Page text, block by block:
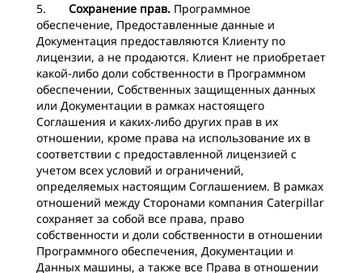
5. Сохранение прав. Программное
обеспечение, Предоставленные данные и
Документация предоставляются Клиенту по
лицензии, а не продаются. Клиент не приобретает
какой-либо доли собственности в Программном
обеспечении, Собственных защищенных данных
или Документации в рамках настоящего
Соглашения и каких-либо других прав в их
отношении, кроме права на использование их в
соответствии с предоставленной лицензией с
учетом всех условий и ограничений,
определяемых настоящим Соглашением. В рамках
отношений между Сторонами компания Caterpillar
сохраняет за собой все права, право
собственности и доли собственности в отношении
Программного обеспечения, Документации и
Данных машины, а также все Права в отношении